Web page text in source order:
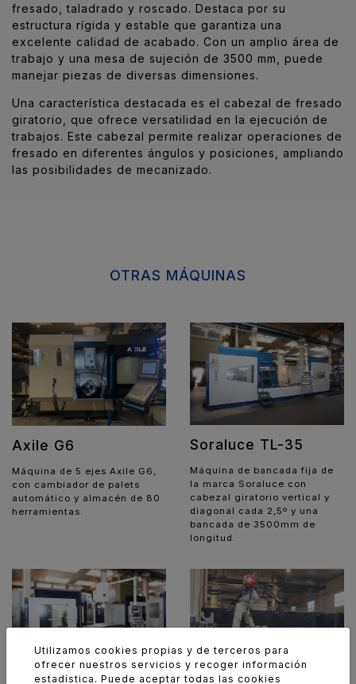
fresado, taladrado y roscado. Destaca por su
estructura rígida y estable que garantiza una
excelente calidad de acabado. Con un amplio área de
trabajo y una mesa de sujeción de 3500 mm, puede
manejar piezas de diversas dimensiones.
Una característica destacada es el cabezal de fresado
giratorio, que ofrece versatilidad en la ejecución de
trabajos. Este cabezal permite realizar operaciones de
fresado en diferentes ángulos y posiciones, ampliando
las posibilidades de mecanizado.
OTRAS MÁQUINAS
Axile G6
Máquina de 5 ejes Axile G6,
con cambiador de palets
automático y almacén de 80
herramientas.
Soraluce TL-35
Máquina de bancada fija de
la marca Soraluce con
cabezal giratorio vertical y
diagonal cada 2,5º y una
bancada de 3500mm de
longitud.
Utilizamos cookies propias y de terceros para
ofrecer nuestros servicios y recoger información
estadística. Puede aceptar todas las cookies